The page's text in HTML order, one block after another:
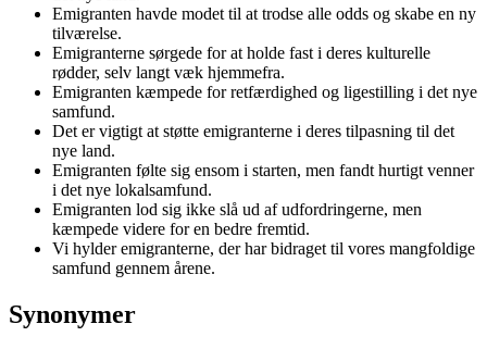
Emigranten havde modet til at trodse alle odds og skabe en ny
tilværelse.
Emigranterne sørgede for at holde fast i deres kulturelle
rødder, selv langt væk hjemmefra.
Emigranten kæmpede for retfærdighed og ligestilling i det nye
samfund.
Det er vigtigt at støtte emigranterne i deres tilpasning til det
nye land.
Emigranten følte sig ensom i starten, men fandt hurtigt venner
i det nye lokalsamfund.
Emigranten lod sig ikke slå ud af udfordringerne, men
kæmpede videre for en bedre fremtid.
Vi hylder emigranterne, der har bidraget til vores mangfoldige
samfund gennem årene.
Synonymer